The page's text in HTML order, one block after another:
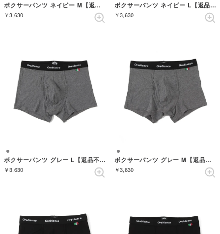
ボクサーパンツ ネイビー M【返品不可商品】 （ネイビー）
￥3,630
ボクサーパンツ ネイビー L【返品不可商品】 （ネイビー）
￥3,630
ボクサーパンツ グレー L【返品不可商品】 （グレー）
￥3,630
ボクサーパンツ グレー M【返品不可商品】 （グレー）
￥3,630